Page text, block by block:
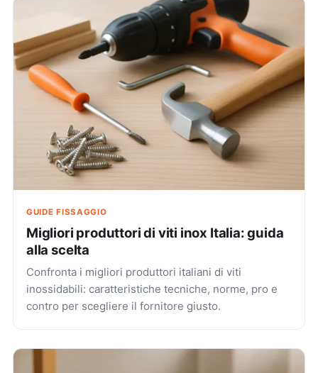
GUIDE FISSAGGIO
Migliori produttori di viti inox Italia: guida
alla scelta
Confronta i migliori produttori italiani di viti
inossidabili: caratteristiche tecniche, norme, pro e
contro per scegliere il fornitore giusto.